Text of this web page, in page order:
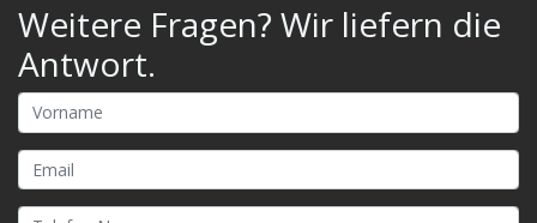
Weitere Fragen? Wir liefern die
Antwort.